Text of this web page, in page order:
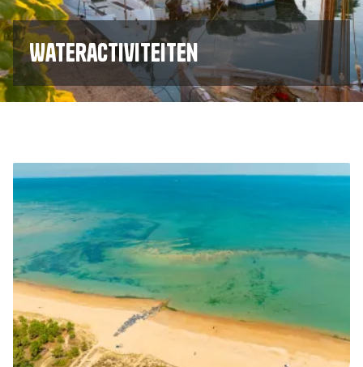
Wateractiviteiten
Afbeelding